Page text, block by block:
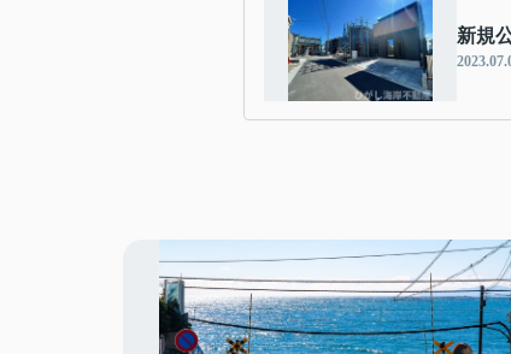
新規